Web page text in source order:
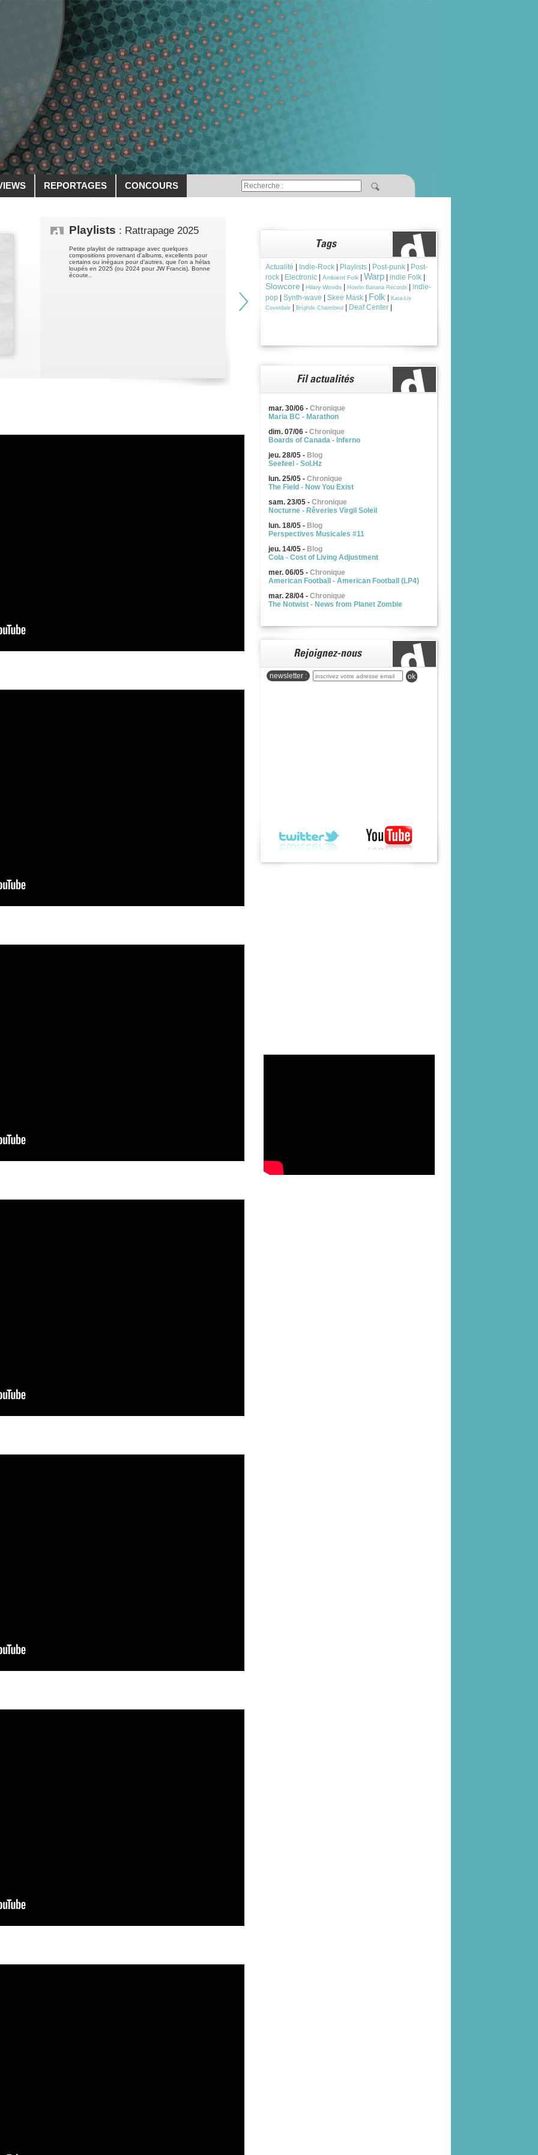
REPORTAGES CONCOURS
Playlists : Rattrapage 2025
Petite playlist de rattrapage avec quelques
compositions provenant d'albums, excellents pour
certains ou inégaux pour d'autres, que l'on a hélas
loupés en 2025 (ou 2024 pour JW Francis). Bonne
écoute..
Actualité Indie-Rock Playlists Post-punk
Post-
rock
Electronic Ambient Folk Warp indie Folk
Slowcore Hilary Woods Howlin Banana Records
indie-
pop
Synth-wave Skee Mask Folk
Kara-Lis
Coverdale
Brìghde Chaimbeul Deaf Center
mar. 30/06 - Chronique
Maria BC - Marathon
dim. 07/06 - Chronique
Boards of Canada - Inferno
jeu. 28/05 - Blog
Seefeel - Sol.Hz
lun. 25/05 - Chronique
The Field - Now You Exist
sam. 23/05 - Chronique
Nocturne - Rêveries Virgil Soleil
lun. 18/05 - Blog
Perspectives Musicales #11
jeu. 14/05 - Blog
Cola - Cost of Living Adjustment
mer. 06/05 - Chronique
American Football - American Football (LP4)
mar. 28/04 - Chronique
The Notwist - News from Planet Zombie
newsletter : ok